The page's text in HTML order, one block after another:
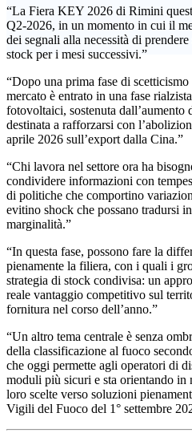
“La Fiera KEY 2026 di Rimini
Q2-2026, in un momento in cui il
dei segnali alla necessità di
stock per i mesi successivi.”
“Dopo una prima fase di
mercato è entrato in una fase
fotovoltaici, sostenuta dall’aumento
destinata a rafforzarsi con
aprile 2026 sull’export dalla Cina.”
“Chi lavora nel settore ora ha
condividere informazioni con
di politiche che comportino
evitino shock che possano tradursi
marginalità.”
“In questa fase, possono fare la
pienamente la filiera, con i quali i
strategia di stock condivisa: un
reale vantaggio competitivo sul
fornitura nel corso dell’anno.”
“Un altro tema centrale è senza
della classificazione al fuoco
che oggi permette agli operatori di
moduli più sicuri e sta orientando in
loro scelte verso soluzioni
Vigili del Fuoco del 1° settembre